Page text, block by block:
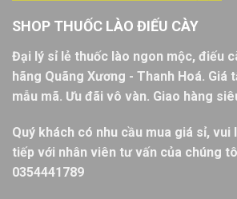
SHOP THUỐC LÀO ĐIẾU CÀY
Đại lý sỉ lẻ thuốc lào ngon mộc, điếu
hãng Quãng Xương - Thanh Hoá. Giá
mẫu mã. Ưu đãi vô vàn. Giao hàng
Quý khách có nhu cầu mua giá sỉ,
tiếp với nhân viên tư vấn của chúng
0354441789